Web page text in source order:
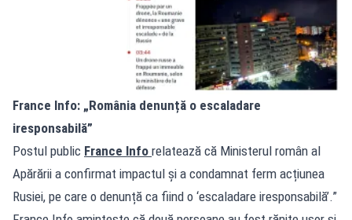
France Info: „România denunță o escaladare
iresponsabilă”
Postul public France Info relatează că Ministerul român al
Apărării a confirmat impactul și a condamnat ferm acțiunea
Rusiei, pe care o denunță ca fiind o ‘escaladare iresponsabilă’.”